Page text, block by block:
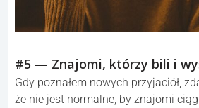
#5 — Znajomi, którzy bili i
Gdy poznałem nowych przyjaciół,
że nie jest normalne, by znajomi